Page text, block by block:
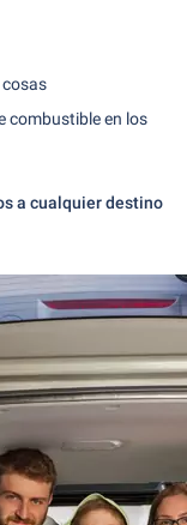
combustible en los
a cualquier destino